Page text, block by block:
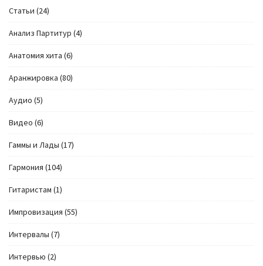
Cтатьи (24)
Анализ Партитур (4)
Анатомия хита (6)
Аранжировка (80)
Аудио (5)
Видео (6)
Гаммы и Лады (17)
Гармония (104)
Гитаристам (1)
Импровизация (55)
Интервалы (7)
Интервью (2)